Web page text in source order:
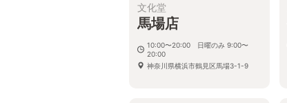
文化堂
馬場店
10:00〜20:00 日曜のみ 9:00〜
20:00
神奈川県横浜市鶴見区馬場3-1-9